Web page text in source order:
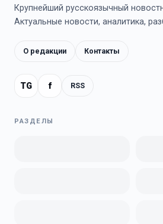
Крупнейший русскоязычный
Актуальные новости, аналитика,
О редакции Контакты
TG f RSS
РАЗДЕЛЫ